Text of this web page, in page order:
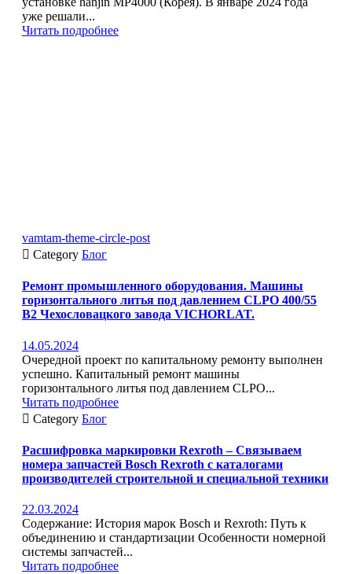
уже решали...
Читать подробнее
vamtam-theme-circle-post
 Category Блог
Ремонт промышленного оборудования. Машины
горизонтального литья под давлением CLPO 400/55
B2 Чехословацкого завода VICHORLAT.
14.05.2024
Очередной проект по капитальному ремонту выполнен
успешно. Капитальный ремонт машины
горизонтального литья под давлением CLPO...
Читать подробнее
 Category Блог
Расшифровка маркировки Rexroth – Связываем
номера запчастей Bosch Rexroth с каталогами
производителей строительной и специальной техники
22.03.2024
Содержание: История марок Bosch и Rexroth: Путь к
объединению и стандартизации Особенности номерной
системы запчастей...
Читать подробнее